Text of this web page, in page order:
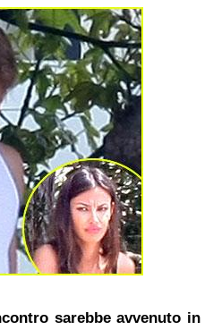
sarebbe avvenuto in